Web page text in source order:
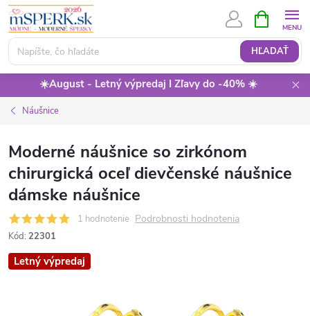
Prejsť
obsah
HĽADAŤ
KOŠÍK
☀️August - Letný výpredaj I Zľavy do -40% ☀️
Náušnice
Moderné náušnice so zirkónom
chirurgická oceľ dievčenské náušnice
dámske náušnice
1 hodnotenie Podrobnosti hodnotenia
Kód: 22301
Letný výpredaj